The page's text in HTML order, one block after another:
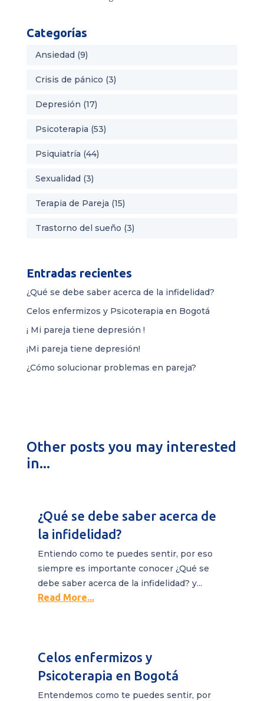
Categorías
Ansiedad (9)
Crisis de pánico (3)
Depresión (17)
Psicoterapia (53)
Psiquiatría (44)
Sexualidad (3)
Terapia de Pareja (15)
Trastorno del sueño (3)
Entradas recientes
¿Qué se debe saber acerca de la infidelidad?
Celos enfermizos y Psicoterapia en Bogotá
¡ Mi pareja tiene depresión !
¡Mi pareja tiene depresión!
¿Cómo solucionar problemas en pareja?
Other posts you may interested
in...
¿Qué se debe saber acerca de
la infidelidad?
Entiendo como te puedes sentir, por eso
siempre es importante conocer ¿Qué se
debe saber acerca de la infidelidad? y...
Read More...
Celos enfermizos y
Psicoterapia en Bogotá
Entendemos como te puedes sentir, por